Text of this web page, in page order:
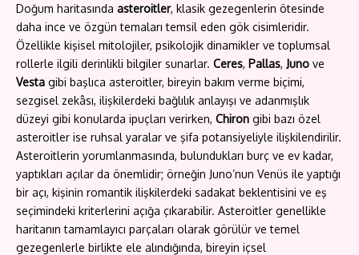
Doğum haritasında asteroitler, klasik gezegenlerin ötesinde
daha ince ve özgün temaları temsil eden gök cisimleridir.
Özellikle kişisel mitolojiler, psikolojik dinamikler ve toplumsal
rollerle ilgili derinlikli bilgiler sunarlar. Ceres, Pallas, Juno ve
Vesta gibi başlıca asteroitler, bireyin bakım verme biçimi,
sezgisel zekâsı, ilişkilerdeki bağlılık anlayışı ve adanmışlık
düzeyi gibi konularda ipuçları verirken, Chiron gibi bazı özel
asteroitler ise ruhsal yaralar ve şifa potansiyeliyle ilişkilendirilir.
Asteroitlerin yorumlanmasında, bulundukları burç ve ev kadar,
yaptıkları açılar da önemlidir; örneğin Juno’nun Venüs ile yaptığı
bir açı, kişinin romantik ilişkilerdeki sadakat beklentisini ve eş
seçimindeki kriterlerini açığa çıkarabilir. Asteroitler genellikle
haritanın tamamlayıcı parçaları olarak görülür ve temel
gezegenlerle birlikte ele alındığında, bireyin içsel